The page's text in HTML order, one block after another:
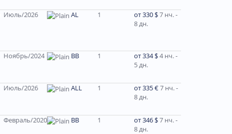
Июль/2026 AL 1 от 330 $7 нч. -
8 дн.
Ноябрь/2024 BB 1 от 334 $4 нч. -
5 дн.
Июль/2026 ALL 1 от 335 €7 нч. -
8 дн.
Февраль/2020 BB 1 от 346 $7 нч. -
8 дн.